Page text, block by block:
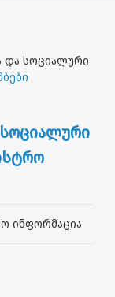
და სოციალური
ინფორმაცია